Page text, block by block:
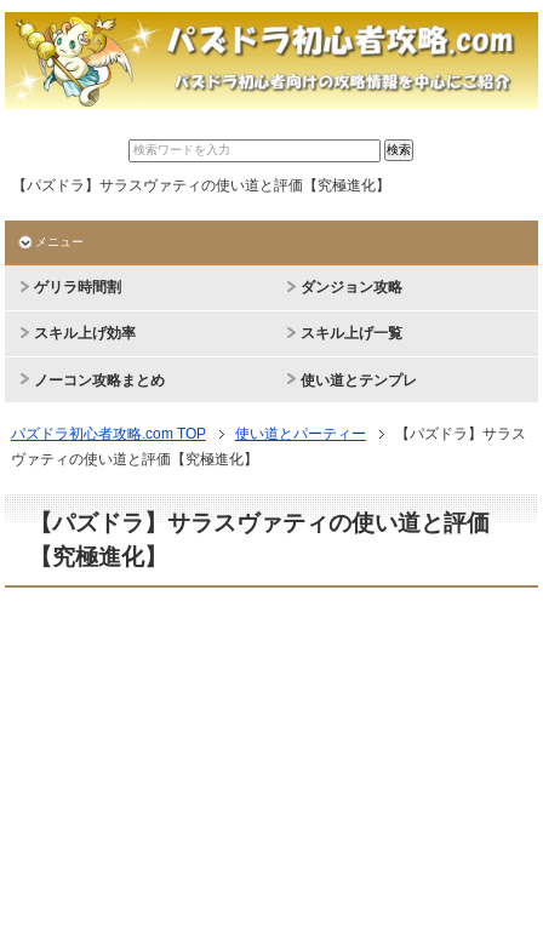
【パズドラ】サラスヴァティの使い道と評価【究極進化】
メニュー
ゲリラ時間割 ダンジョン攻略
スキル上げ効率 スキル上げ一覧
ノーコン攻略まとめ 使い道とテンプレ
パズドラ初心者攻略.com TOP 使い道とパーティー
【パズドラ】サラス
ヴァティの使い道と評価【究極進化】
【パズドラ】サラスヴァティの使い道と評価
【究極進化】